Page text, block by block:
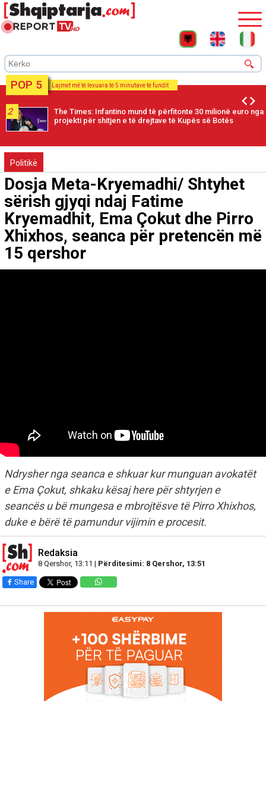
POP 5 Lajmet më të lexuara të 5 minutave të fundit
2
The Times: Infantino mund të përfitonte 30 milionë euro nga
projekti për shitjen e të drejtave të Kupës së Botës
Politikë
Dosja Meta-Kryemadhi/ Shtyhet
sërish gjyqi ndaj Fatime
Kryemadhit, Ema Çokut dhe Pirro
Xhixhos, seanca për pretencën më
15 qershor
Ndrysher nga seanca e shkuar kur munguan avokatët
e Ema Çokut, shkaku kësaj here për shtyrjen e
seancës u bë mungesa e mbrojtësve të Pirro Xhixhos,
duke e bërë të pamundur vijimin e procesit.
Redaksia
8 Qershor, 13:11 | Përditesimi: 8 Qershor, 13:51
Share